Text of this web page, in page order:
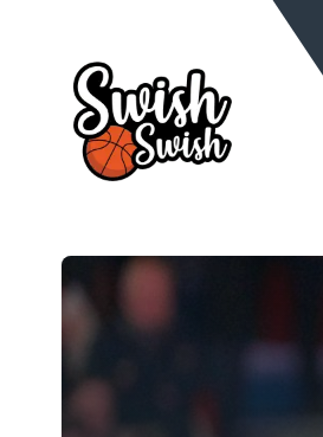
Se rendre au contenu principal